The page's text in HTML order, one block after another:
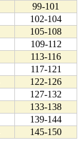
99-101
102-104
105-108
109-112
113-116
117-121
122-126
127-132
133-138
139-144
145-150